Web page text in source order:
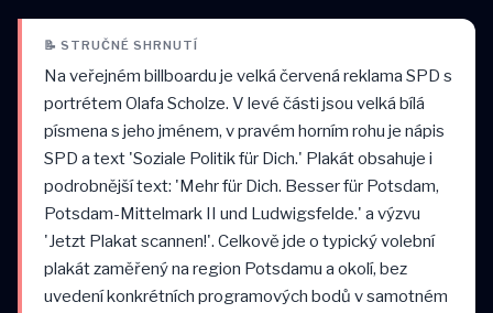
📝 STRUČNÉ SHRNUTÍ
Na veřejném billboardu je velká červená reklama SPD s
portrétem Olafa Scholze. V levé části jsou velká bílá
písmena s jeho jménem, v pravém horním rohu je nápis
SPD a text 'Soziale Politik für Dich.' Plakát obsahuje i
podrobnější text: 'Mehr für Dich. Besser für Potsdam,
Potsdam-Mittelmark II und Ludwigsfelde.' a výzvu
'Jetzt Plakat scannen!'. Celkově jde o typický volební
plakát zaměřený na region Potsdamu a okolí, bez
uvedení konkrétních programových bodů v samotném